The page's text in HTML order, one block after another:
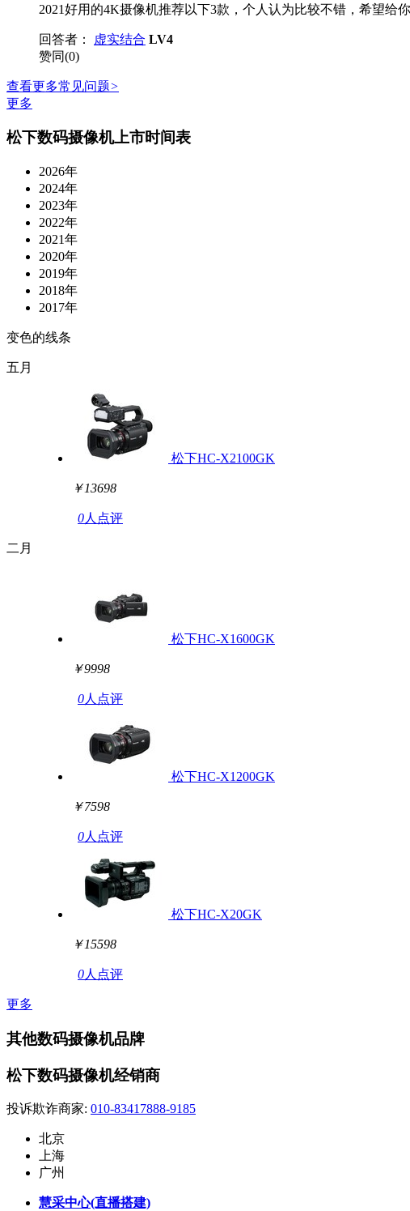
2021好用的4K摄像机推荐以下3款，个人认为比较不错，希望
回答者： 虚实结合 LV4
赞同(0)
查看更多常见问题>
更多
松下数码摄像机上市时间表
2026年
2024年
2023年
2022年
2021年
2020年
2019年
2018年
2017年
变色的线条
五月
松下HC-X2100GK
￥13698
0人点评
二月
松下HC-X1600GK
￥9998
0人点评
松下HC-X1200GK
￥7598
0人点评
松下HC-X20GK
￥15598
0人点评
更多
其他数码摄像机品牌
松下数码摄像机经销商
投诉欺诈商家: 010-83417888-9185
北京
上海
广州
慧采中心(直播搭建)